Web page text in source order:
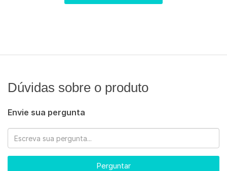
Dúvidas sobre o produto
Envie sua pergunta
Perguntar